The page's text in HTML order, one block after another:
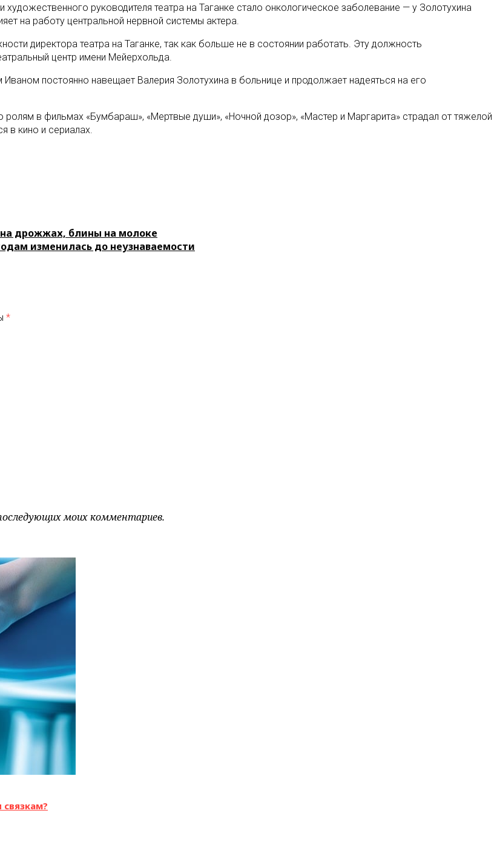
руководителя театра на Таганке стало онкологическое заболевание — у Золотухина
на работу центральной нервной системы актера.
директора театра на Таганке, так как больше не в состоянии работать. Эту должность
центр имени Мейерхольда.
постоянно навещает Валерия Золотухина в больнице и продолжает надеяться на его
ролям в фильмах «Бумбараш», «Мертвые души», «Ночной дозор», «Мастер и Маргарита» страдал от тяжелой
в кино и сериалах.
дрожжах, блины на молоке
изменилась до неузнаваемости
*
моих комментариев.